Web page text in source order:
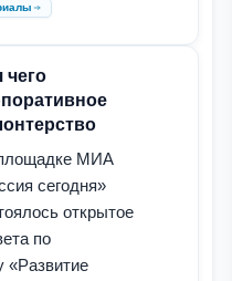
чего
МИА
сегодня»
открытое
по
«Развитие